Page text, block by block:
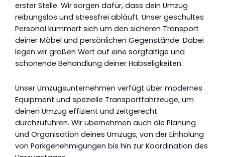
erster Stelle. Wir sorgen dafür, dass dein Umzug
reibungslos und stressfrei abläuft. Unser geschultes
Personal kümmert sich um den sicheren Transport
deiner Möbel und persönlichen Gegenstände. Dabei
legen wir großen Wert auf eine sorgfältige und
schonende Behandlung deiner Habseligkeiten.
Unser Umzugsunternehmen verfügt über modernes
Equipment und spezielle Transportfahrzeuge, um
deinen Umzug effizient und zeitgerecht
durchzuführen. Wir übernehmen auch die Planung
und Organisation deines Umzugs, von der Einholung
von Parkgenehmigungen bis hin zur Koordination des